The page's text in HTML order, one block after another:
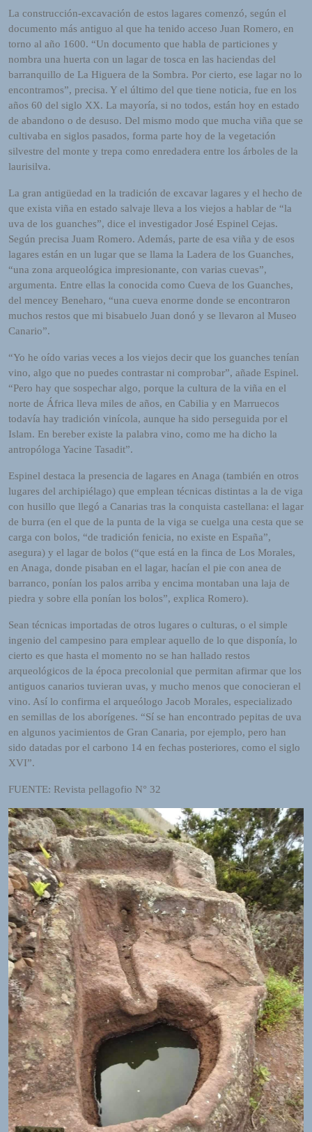
RADIO VOZ DEL VALLE
La construcción-excavación de estos lagares comenzó, según el
documento más antiguo al que ha tenido acceso Juan Romero, en
torno al año 1600. “Un documento que habla de particiones y
nombra una huerta con un lagar de tosca en las haciendas del
barranquillo de La Higuera de la Sombra. Por cierto, ese lagar no lo
encontramos”, precisa. Y el último del que tiene noticia, fue en los
años 60 del siglo XX. La mayoría, si no todos, están hoy en estado
de abandono o de desuso. Del mismo modo que mucha viña que se
cultivaba en siglos pasados, forma parte hoy de la vegetación
silvestre del monte y trepa como enredadera entre los árboles de la
laurisilva.
La gran antigüedad en la tradición de excavar lagares y el hecho de
que exista viña en estado salvaje lleva a los viejos a hablar de “la
uva de los guanches”, dice el investigador José Espinel Cejas.
Según precisa Juam Romero. Además, parte de esa viña y de esos
lagares están en un lugar que se llama la Ladera de los Guanches,
“una zona arqueológica impresionante, con varias cuevas”,
argumenta. Entre ellas la conocida como Cueva de los Guanches,
del mencey Beneharo, “una cueva enorme donde se encontraron
muchos restos que mi bisabuelo Juan donó y se llevaron al Museo
Canario”.
“Yo he oído varias veces a los viejos decir que los guanches tenían
vino, algo que no puedes contrastar ni comprobar”, añade Espinel.
“Pero hay que sospechar algo, porque la cultura de la viña en el
norte de África lleva miles de años, en Cabilia y en Marruecos
todavía hay tradición vinícola, aunque ha sido perseguida por el
Islam. En bereber existe la palabra vino, como me ha dicho la
antropóloga Yacine Tasadit”.
Espinel destaca la presencia de lagares en Anaga (también en otros
lugares del archipiélago) que emplean técnicas distintas a la de viga
con husillo que llegó a Canarias tras la conquista castellana: el lagar
de burra (en el que de la punta de la viga se cuelga una cesta que se
carga con bolos, “de tradición fenicia, no existe en España”,
asegura) y el lagar de bolos (“que está en la finca de Los Morales,
en Anaga, donde pisaban en el lagar, hacían el pie con anea de
barranco, ponían los palos arriba y encima montaban una laja de
piedra y sobre ella ponían los bolos”, explica Romero).
Sean técnicas importadas de otros lugares o culturas, o el simple
ingenio del campesino para emplear aquello de lo que disponía, lo
cierto es que hasta el momento no se han hallado restos
arqueológicos de la época precolonial que permitan afirmar que los
antiguos canarios tuvieran uvas, y mucho menos que conocieran el
vino. Así lo confirma el arqueólogo Jacob Morales, especializado
en semillas de los aborígenes. “Sí se han encontrado pepitas de uva
en algunos yacimientos de Gran Canaria, por ejemplo, pero han
sido datadas por el carbono 14 en fechas posteriores, como el siglo
XVI”.
FUENTE: Revista pellagofio N° 32